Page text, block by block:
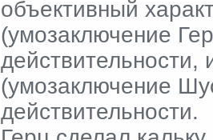
объективный
(умозаключение
(умозаключение
действительности.